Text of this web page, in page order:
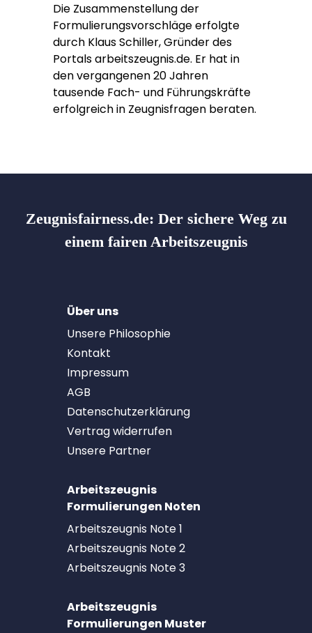
Die Zusammenstellung der
Formulierungsvorschläge erfolgte
durch Klaus Schiller, Gründer des
Portals arbeitszeugnis.de. Er hat in
den vergangenen 20 Jahren
tausende Fach- und Führungskräfte
erfolgreich in Zeugnisfragen beraten.
Zeugnisfairness.de: Der sichere Weg zu
einem fairen Arbeitszeugnis
Über uns
Unsere Philosophie
Kontakt
Impressum
AGB
Datenschutzerklärung
Vertrag widerrufen
Unsere Partner
Arbeitszeugnis
Formulierungen Noten
Arbeitszeugnis Note 1
Arbeitszeugnis Note 2
Arbeitszeugnis Note 3
Arbeitszeugnis
Formulierungen Muster